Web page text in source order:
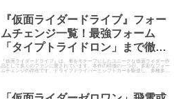
『仮面ライダードライブ』フォー
ムチェンジ一覧！最強フォーム
「タイプトライドロン」まで徹底
解説
『仮面ライダードライブ』は、車をモチーフにしたユニークな仮面ライダー作
品として多くのファンに愛されています。本作の特徴の一つが、多彩なフォー
ムチェンジの存在です。ドライブドライバーとシフトカーを駆使し、多種多様